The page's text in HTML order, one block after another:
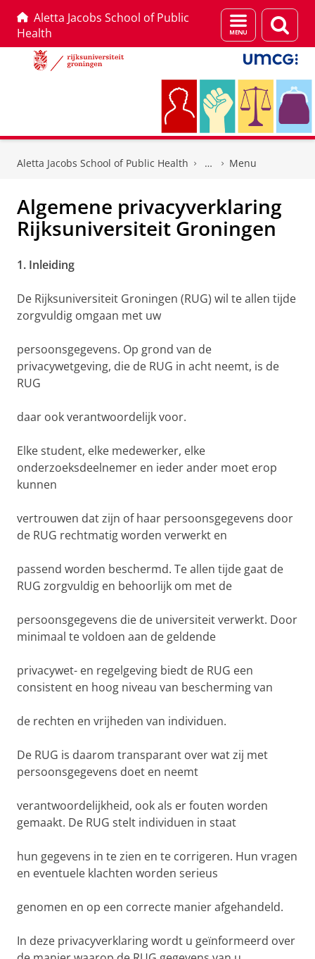
Aletta Jacobs School of Public
Health
Menu
en
zoeken
Aletta Jacobs School of Public Health Menu
Algemene privacyverklaring
Rijksuniversiteit Groningen
1. Inleiding
De Rijksuniversiteit Groningen (RUG) wil te allen tijde
zorgvuldig omgaan met uw
persoonsgegevens. Op grond van de
privacywetgeving, die de RUG in acht neemt, is de
RUG
daar ook verantwoordelijk voor.
Elke student, elke medewerker, elke
onderzoeksdeelnemer en ieder ander moet erop
kunnen
vertrouwen dat zijn of haar persoonsgegevens door
de RUG rechtmatig worden verwerkt en
passend worden beschermd. Te allen tijde gaat de
RUG zorgvuldig en behoorlijk om met de
persoonsgegevens die de universiteit verwerkt. Door
minimaal te voldoen aan de geldende
privacywet- en regelgeving biedt de RUG een
consistent en hoog niveau van bescherming van
de rechten en vrijheden van individuen.
De RUG is daarom transparant over wat zij met
persoonsgegevens doet en neemt
verantwoordelijkheid, ook als er fouten worden
gemaakt. De RUG stelt individuen in staat
hun gegevens in te zien en te corrigeren. Hun vragen
en eventuele klachten worden serieus
genomen en op een correcte manier afgehandeld.
In deze privacyverklaring wordt u geïnformeerd over